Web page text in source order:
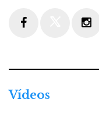
Vídeos